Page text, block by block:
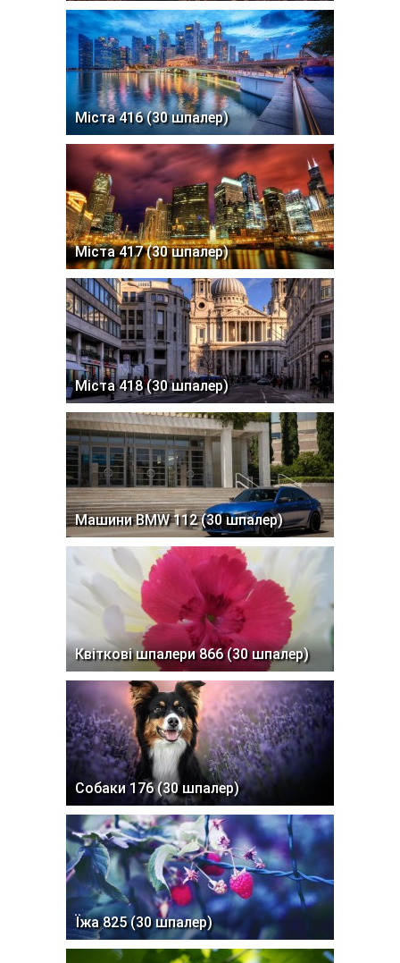
Міста 416 (30 шпалер)
Міста 417 (30 шпалер)
Міста 418 (30 шпалер)
Машини BMW 112 (30 шпалер)
Квіткові шпалери 866 (30 шпалер)
Собаки 176 (30 шпалер)
Їжа 825 (30 шпалер)